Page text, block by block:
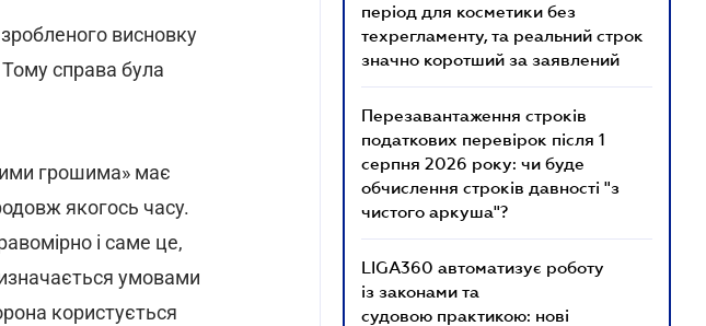
зробленого висновку
справа була
грошима» має
якогось часу.
і саме це,
умовами
користується
період для косметики без
техрегламенту, та реальний строк
значно коротший за заявлений
Перезавантаження строків
податкових перевірок після 1
серпня 2026 року: чи буде
обчислення строків давності "з
чистого аркуша"?
LIGA360 автоматизує роботу
із законами та
судовою практикою: нові